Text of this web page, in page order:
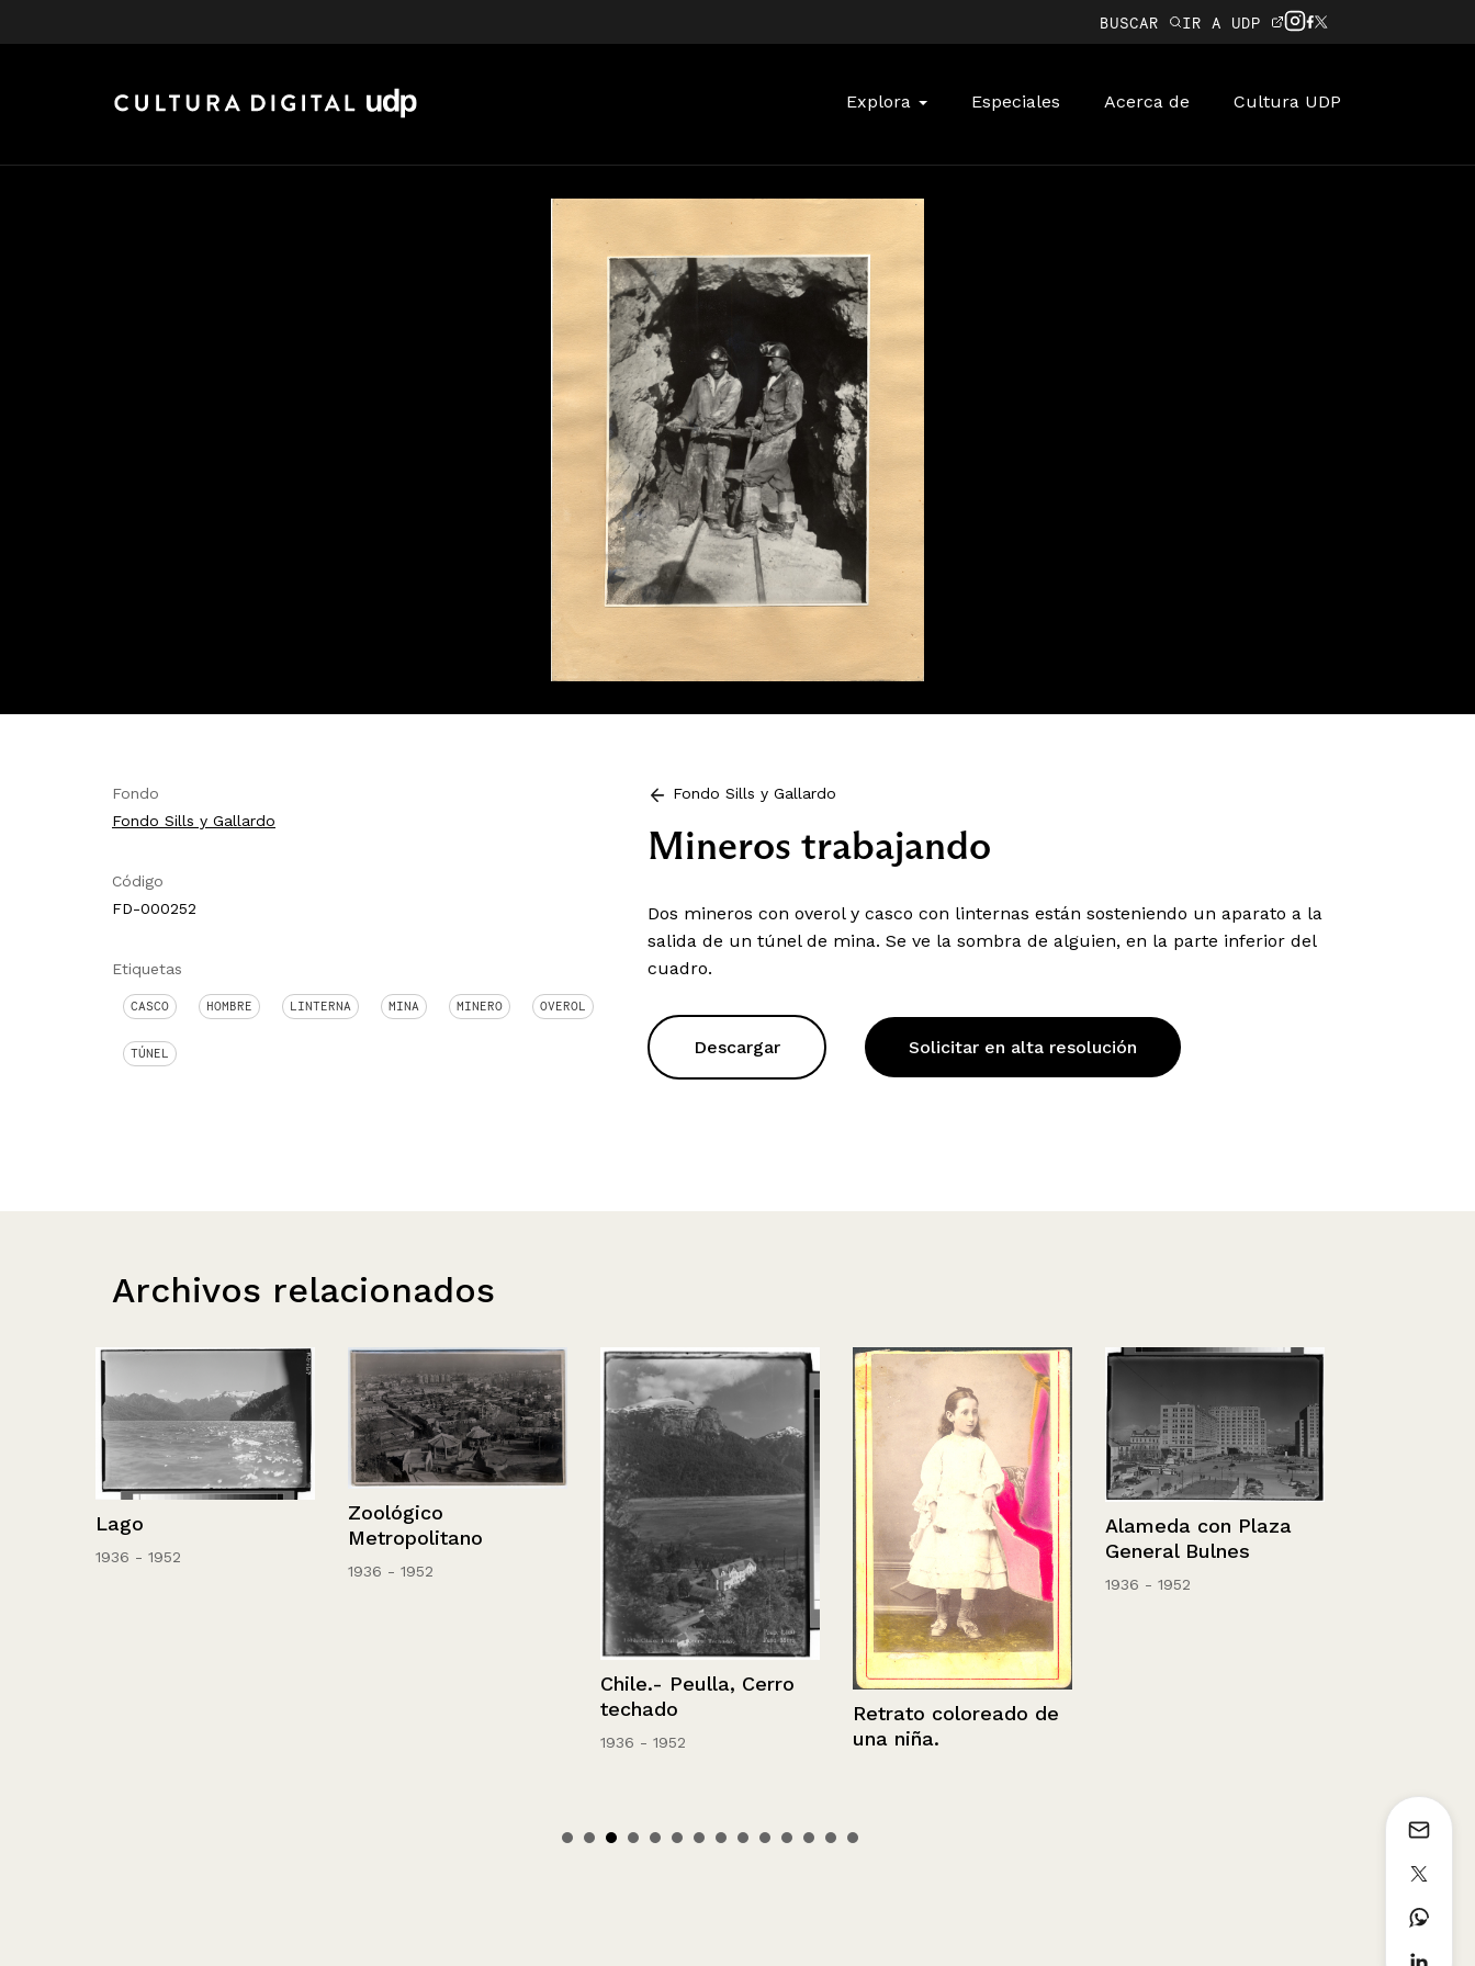
BUSCAR IR A UDP
Explora Especiales Acerca de Cultura UDP
Fondo
Fondo Sills y Gallardo
Código
FD-000252
Etiquetas
CASCO HOMBRE LINTERNA MINA MINERO OVEROL
TÚNEL
Fondo Sills y Gallardo
Mineros trabajando
Dos mineros con overol y casco con linternas están sosteniendo un aparato a la
salida de un túnel de mina. Se ve la sombra de alguien, en la parte inferior del
cuadro.
Descargar Solicitar en alta resolución
Archivos relacionados
Lago
1936 - 1952
Zoológico
Metropolitano
1936 - 1952
Chile.- Peulla, Cerro
techado
1936 - 1952
Retrato coloreado de
una niña.
Alameda con Plaza
General Bulnes
1936 - 1952